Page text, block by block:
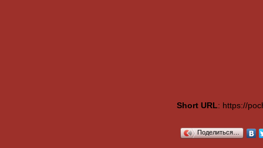
Short URL: https://
Поделиться…